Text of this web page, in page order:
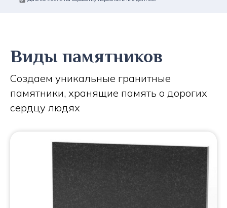
Виды памятников
Создаем уникальные гранитные
памятники, хранящие память о дорогих
сердцу людях